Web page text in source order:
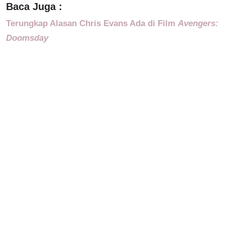
Baca Juga :
Terungkap Alasan Chris Evans Ada di Film Avengers:
Doomsday